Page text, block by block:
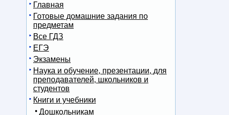
Главная
Готовые домашние задания по
предметам
Все ГДЗ
ЕГЭ
Экзамены
Наука и обучение, презентации, для
преподавателей, школьников и
студентов
Книги и учебники
Дошкольникам